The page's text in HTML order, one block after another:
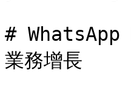
# WhatsApp
業務增長